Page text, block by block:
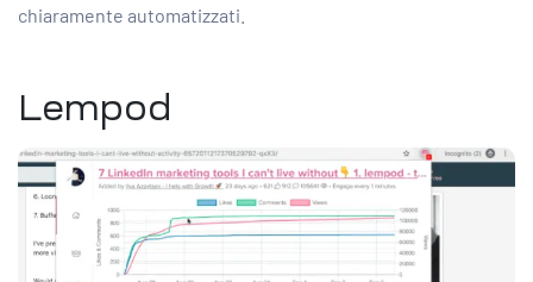
chiaramente automatizzati.
Lempod